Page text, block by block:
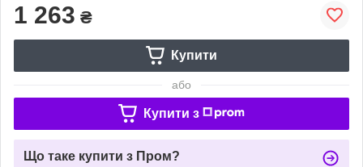
1 263 ₴
Купити
або
Купити з
Що таке купити з Пром?